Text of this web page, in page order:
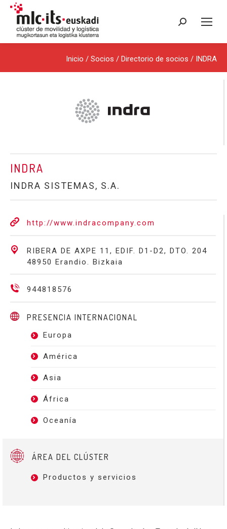
Buscar:
Inicio / Socios / Directorio de socios / INDRA
INDRA
INDRA SISTEMAS, S.A.
http://www.indracompany.com
RIBERA DE AXPE 11, EDIF. D1-D2, DTO. 204
48950 Erandio. Bizkaia
944818576
PRESENCIA INTERNACIONAL
Europa
América
Asia
África
Oceanía
ÁREA DEL CLÚSTER
Productos y servicios